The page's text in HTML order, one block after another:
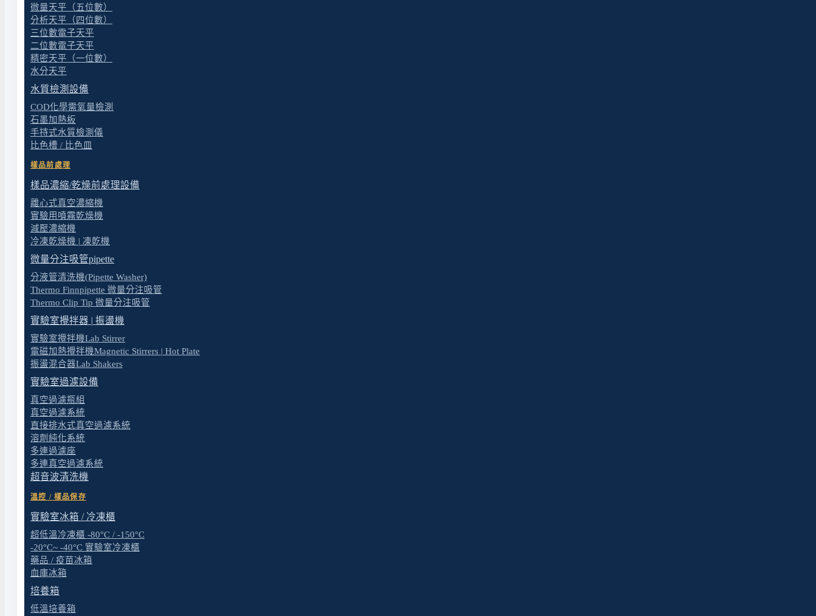
微量天平（五位數）
分析天平（四位數）
三位數電子天平
二位數電子天平
精密天平（一位數）
水分天平
水質檢測設備
COD化學需氧量檢測
石墨加熱板
手持式水質檢測儀
比色槽 / 比色皿
樣品前處理
樣品濃縮/乾燥前處理設備
離心式真空濃縮機
實驗用噴霧乾燥機
減壓濃縮機
冷凍乾燥機 | 凍乾機
微量分注吸管pipette
分液管清洗機(Pipette Washer)
Thermo Finnpipette 微量分注吸管
Thermo Clip Tip 微量分注吸管
實驗室攪拌器 | 振盪機
實驗室攪拌機Lab Stirrer
電磁加熱攪拌機Magnetic Stirrers | Hot Plate
振盪混合器Lab Shakers
實驗室過濾設備
真空過濾瓶組
真空過濾系統
直接排水式真空過濾系統
溶劑純化系統
多連過濾座
多連真空過濾系統
超音波清洗機
溫控 / 樣品保存
實驗室冰箱 / 冷凍櫃
超低溫冷凍櫃 -80°C / -150°C
-20°C~ -40°C 實驗室冷凍櫃
藥品 / 疫苗冰箱
血庫冰箱
培養箱
低溫培養箱
如果您的實驗室類型不在上述清單中（例如化學分析、食品檢驗、細胞培養、GTP、物理實驗室等），請參考我們的
涵蓋更多場域類型的整套規劃方案。
固體再生燃料SRF實驗室建置服務(環保綠能業)
閱讀更多